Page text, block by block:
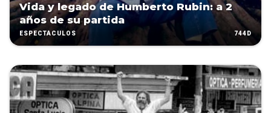
Vida y legado de Humberto Rubin: a 2
años de su partida
ESPECTÁCULOS 744D